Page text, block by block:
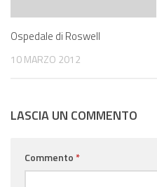
Ospedale di Roswell
10 MARZO 2012
LASCIA UN COMMENTO
Commento *